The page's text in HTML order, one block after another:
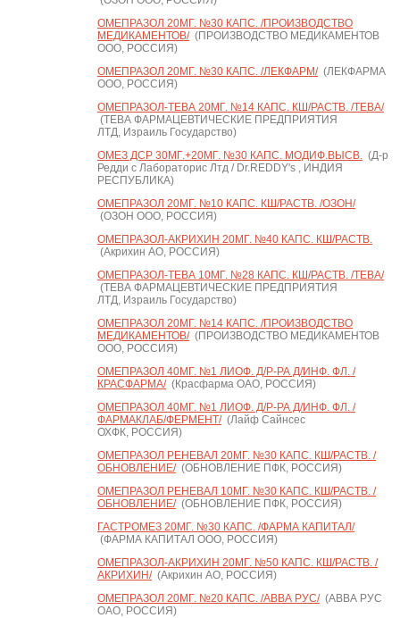
ОМЕПРАЗОЛ 20МГ. №30 КАПС. /ПРОИЗВОДСТВО
МЕДИКАМЕНТОВ/(ПРОИЗВОДСТВО МЕДИКАМЕНТОВ
ООО, РОССИЯ)
ОМЕПРАЗОЛ 20МГ. №30 КАПС. /ЛЕКФАРМ/(ЛЕКФАРМА
ООО, РОССИЯ)
ОМЕПРАЗОЛ-ТЕВА 20МГ. №14 КАПС. КШ/РАСТВ. /ТЕВА/
(ТЕВА ФАРМАЦЕВТИЧЕСКИЕ ПРЕДПРИЯТИЯ
ЛТД, Израиль Государство)
ОМЕЗ ДСР 30МГ.+20МГ. №30 КАПС. МОДИФ.ВЫСВ.(Д-р
Редди с Лабораторис Лтд / Dr.REDDY's , ИНДИЯ
РЕСПУБЛИКА)
ОМЕПРАЗОЛ 20МГ. №10 КАПС. КШ/РАСТВ. /ОЗОН/
(ОЗОН ООО, РОССИЯ)
ОМЕПРАЗОЛ-АКРИХИН 20МГ. №40 КАПС. КШ/РАСТВ.
(Акрихин АО, РОССИЯ)
ОМЕПРАЗОЛ-ТЕВА 10МГ. №28 КАПС. КШ/РАСТВ. /ТЕВА/
(ТЕВА ФАРМАЦЕВТИЧЕСКИЕ ПРЕДПРИЯТИЯ
ЛТД, Израиль Государство)
ОМЕПРАЗОЛ 20МГ. №14 КАПС. /ПРОИЗВОДСТВО
МЕДИКАМЕНТОВ/(ПРОИЗВОДСТВО МЕДИКАМЕНТОВ
ООО, РОССИЯ)
ОМЕПРАЗОЛ 40МГ. №1 ЛИОФ. Д/Р-РА Д/ИНФ. ФЛ. /
КРАСФАРМА/(Красфарма ОАО, РОССИЯ)
ОМЕПРАЗОЛ 40МГ. №1 ЛИОФ. Д/Р-РА Д/ИНФ. ФЛ. /
ФАРМАКЛАБ/ФЕРМЕНТ/(Лайф Сайнсес
ОХФК, РОССИЯ)
ОМЕПРАЗОЛ РЕНЕВАЛ 20МГ. №30 КАПС. КШ/РАСТВ. /
ОБНОВЛЕНИЕ/(ОБНОВЛЕНИЕ ПФК, РОССИЯ)
ОМЕПРАЗОЛ РЕНЕВАЛ 10МГ. №30 КАПС. КШ/РАСТВ. /
ОБНОВЛЕНИЕ/(ОБНОВЛЕНИЕ ПФК, РОССИЯ)
ГАСТРОМЕЗ 20МГ. №30 КАПС. /ФАРМА КАПИТАЛ/
(ФАРМА КАПИТАЛ ООО, РОССИЯ)
ОМЕПРАЗОЛ-АКРИХИН 20МГ. №50 КАПС. КШ/РАСТВ. /
АКРИХИН/(Акрихин АО, РОССИЯ)
ОМЕПРАЗОЛ 20МГ. №20 КАПС. /АВВА РУС/(АВВА РУС
ОАО, РОССИЯ)